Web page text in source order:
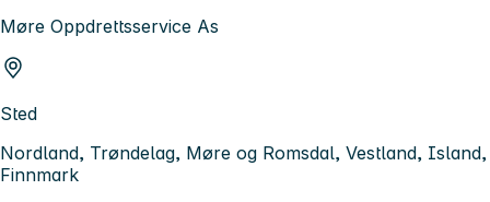
Møre Oppdrettsservice As
Sted
Nordland, Trøndelag, Møre og Romsdal, Vestland, Island,
Finnmark